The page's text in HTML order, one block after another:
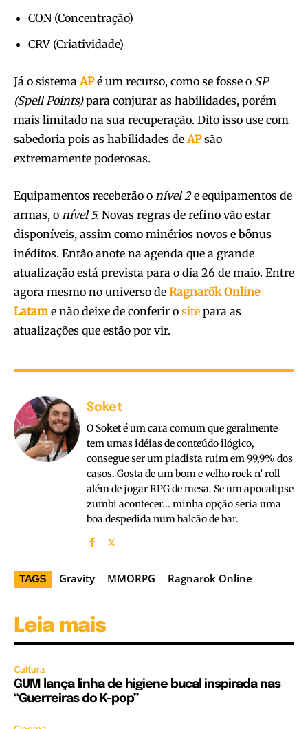
CON (Concentração)
CRV (Criatividade)
Já o sistemaAP é um recurso, como se fosse o SP
(Spell Points)para conjurar as habilidades, porém
mais limitado na sua recuperação. Dito isso use com
sabedoria pois as habilidades deAPsão
extremamente poderosas.
Equipamentos receberão o nível 2e equipamentos de
armas, o nível 5. Novas regras de refino vão estar
disponíveis, assim como minérios novos e bônus
inéditos. Então anote na agenda que a grande
atualização está prevista para o dia 26 de maio. Entre
agora mesmo no universo de Ragnarök Online
Latame não deixe de conferir o site para as
atualizações que estão por vir.
Soket
O Soket é um cara comum que geralmente
tem umas idéias de conteúdo ilógico,
consegue ser um piadista ruim em 99,9% dos
casos. Gosta de um bom e velho rock n’ roll
além de jogar RPG de mesa. Se um apocalipse
zumbi acontecer... minha opção seria uma
boa despedida num balcão de bar.
TAGS Gravity MMORPG Ragnarok Online
Leia mais
Cultura
GUM lança linha de higiene bucal inspirada nas
“Guerreiras do K-pop”